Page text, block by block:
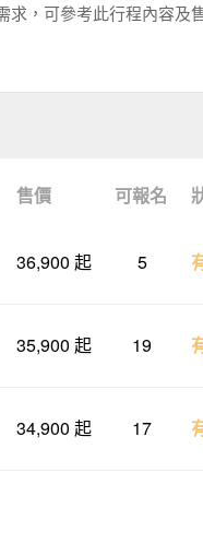
求，可參考此行程內容及
售價 可報名
36,900 起 5
35,900 起 19
34,900 起 17